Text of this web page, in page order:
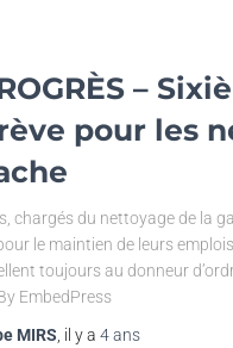
–
pour les
chargés du nettoyage de la
le maintien de leurs
toujours au donneur
EmbedPress
MIRS, il y a 4 ans